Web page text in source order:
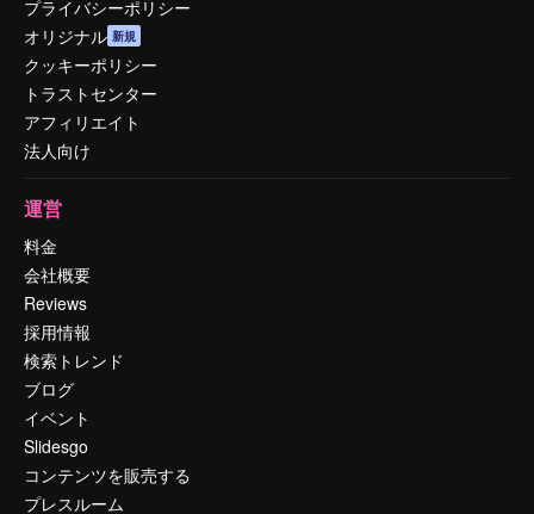
プライバシーポリシー
オリジナル 新規
クッキーポリシー
トラストセンター
アフィリエイト
法人向け
運営
料金
会社概要
Reviews
採用情報
検索トレンド
ブログ
イベント
Slidesgo
コンテンツを販売する
プレスルーム